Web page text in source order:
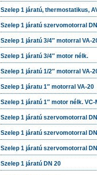
Szelep 1 járatú, thermostatikus,
Szelep 1 járatú szervomotorral
Szelep 1 járatú 3/4″ motorral VA-
Szelep 1 járatú 3/4″ motor nélk.
Szelep 1 járatú 1/2″ motorral VA-
Szelep 1 járatu 1″ motorral VA-20
Szelep 1 járatú 1″ motor nélk. VC-
Szelep 1 járatú szervomotorral
Szelep 1 járatú szervomotorral
Szelep 1 járatú szervomotorral
Szelep 1 járatú DN 20